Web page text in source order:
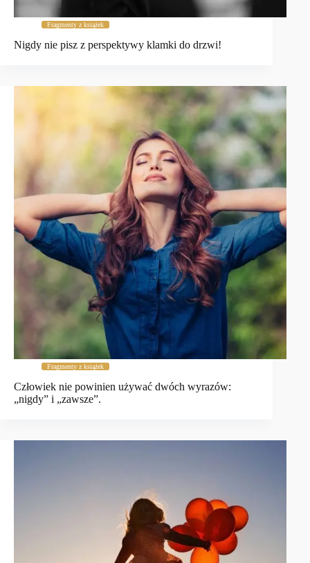
Fragmenty z książek
Nigdy nie pisz z perspektywy klamki do drzwi!
Fragmenty z książek
Człowiek nie powinien używać dwóch wyrazów:
„nigdy” i „zawsze”.